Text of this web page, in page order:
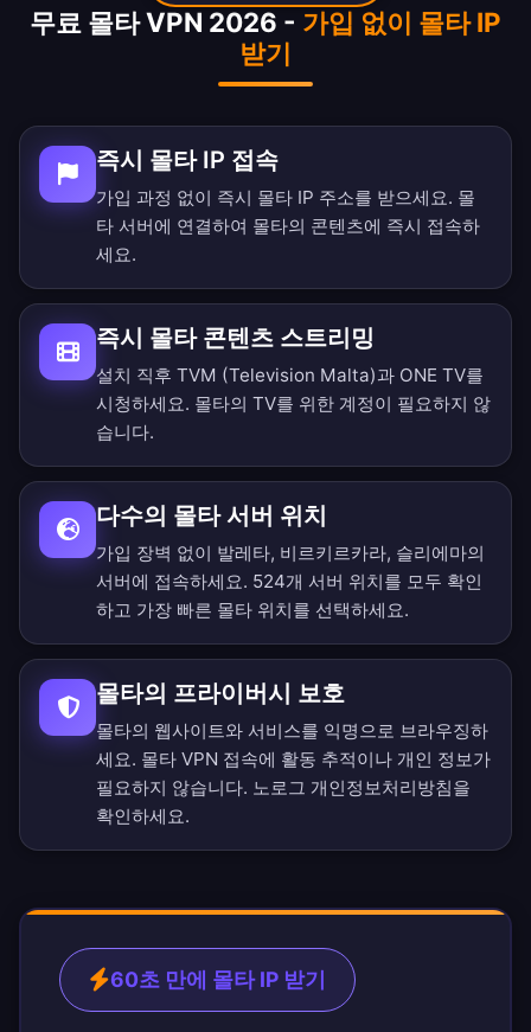
무료 몰타 VPN 2026 - 가입 없이 몰타 IP
받기
즉시 몰타 IP 접속
가입 과정 없이 즉시 몰타 IP 주소를 받으세요. 몰
타 서버에 연결하여 몰타의 콘텐츠에 즉시 접속하
세요.
즉시 몰타 콘텐츠 스트리밍
설치 직후 TVM (Television Malta)과 ONE TV를
시청하세요. 몰타의 TV를 위한 계정이 필요하지 않
습니다.
다수의 몰타 서버 위치
가입 장벽 없이 발레타, 비르키르카라, 슬리에마의
서버에 접속하세요. 524개 서버 위치를 모두 확인
하고 가장 빠른 몰타 위치를 선택하세요.
몰타의 프라이버시 보호
몰타의 웹사이트와 서비스를 익명으로 브라우징하
세요. 몰타 VPN 접속에 활동 추적이나 개인 정보가
필요하지 않습니다. 노로그 개인정보처리방침을
확인하세요.
60초 만에 몰타 IP 받기